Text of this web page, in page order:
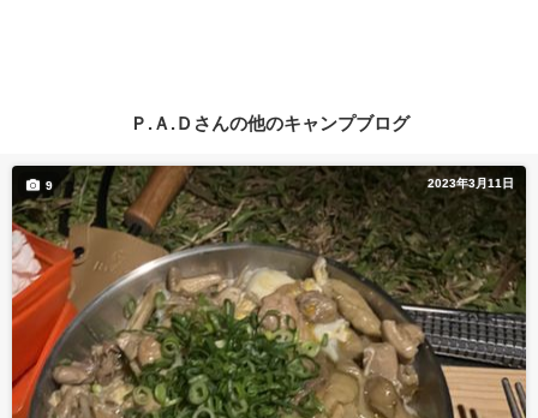
Ｐ.Ａ.Ｄさんの他のキャンプブログ
2023年3月11日
9